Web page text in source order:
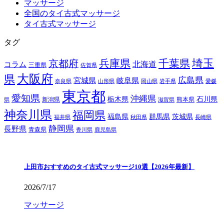
マッサージ
全国のタイ古式マッサージ
タイ古式マッサージ
タグ
コラム 三重県 京都府 佐賀県 兵庫県 北海道 千葉県埼玉
県 大阪府 奈良県 宮城県 山形県 岐阜県 岡山県 岩手県 広島県 愛媛
県 愛知県 新潟県 東京都 栃木県 沖縄県 滋賀県 熊本県 石川県
神奈川県 福井県 福岡県 福島県 秋田県 群馬県 茨城県 長崎県
長野県 青森県 静岡県 香川県 鹿児島県
上田市おすすめのタイ古式マッサージ10選【2026年最新】
2026/7/17
マッサージ